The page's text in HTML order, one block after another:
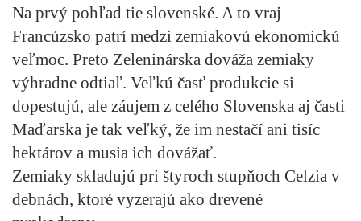
Na prvý pohľad tie slovenské. A to vraj
Francúzsko patrí medzi zemiakovú ekonomickú
veľmoc. Preto Zeleninárska dováža zemiaky
výhradne odtiaľ. Veľkú časť produkcie si
dopestujú, ale záujem z celého Slovenska aj časti
Maďarska je tak veľký, že im nestačí ani tisíc
hektárov a musia ich dovážať.
Zemiaky skladujú pri štyroch stupňoch Celzia v
debnách, ktoré vyzerajú ako drevené